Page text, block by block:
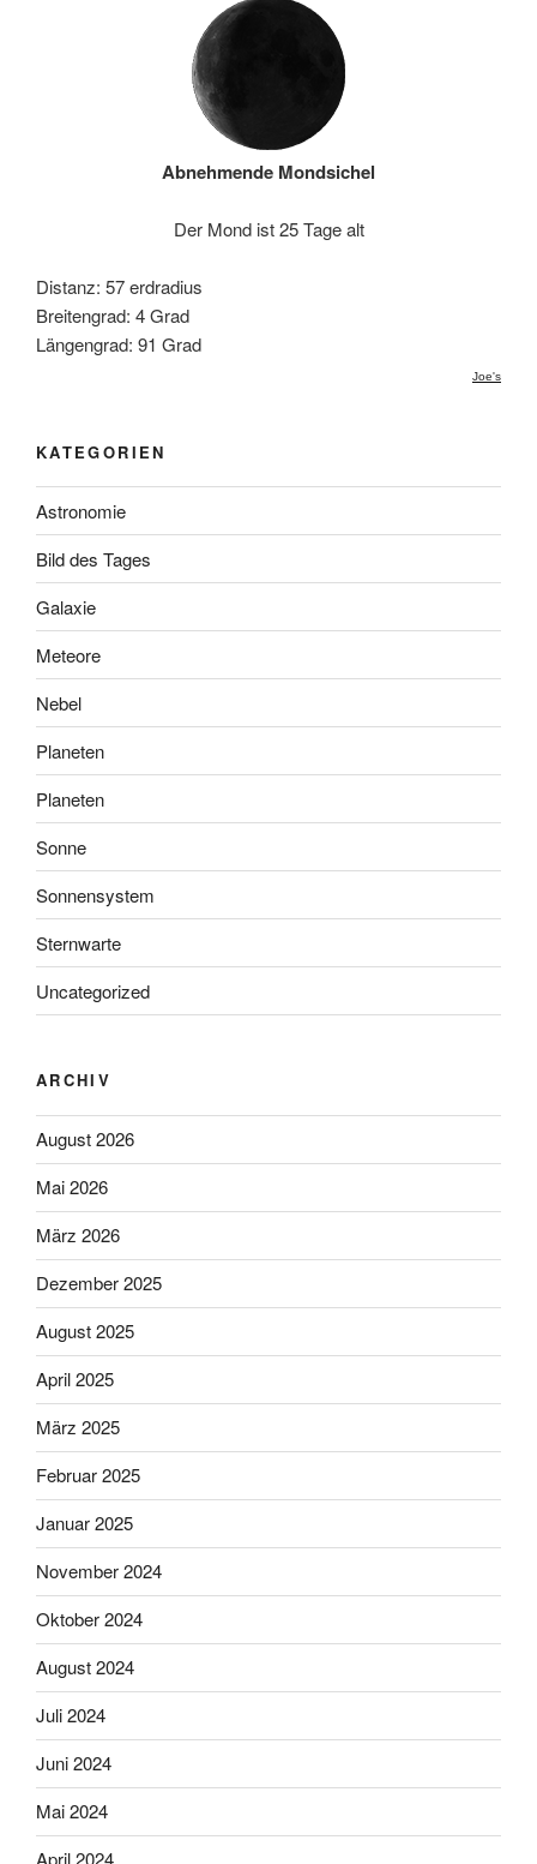
Abnehmende Mondsichel
Der Mond ist 25 Tage alt
Distanz: 57 erdradius
Breitengrad: 4 Grad
Längengrad: 91 Grad
Joe's
KATEGORIEN
Astronomie
Bild des Tages
Galaxie
Meteore
Nebel
Planeten
Planeten
Sonne
Sonnensystem
Sternwarte
Uncategorized
ARCHIV
August 2026
Mai 2026
März 2026
Dezember 2025
August 2025
April 2025
März 2025
Februar 2025
Januar 2025
November 2024
Oktober 2024
August 2024
Juli 2024
Juni 2024
Mai 2024
April 2024